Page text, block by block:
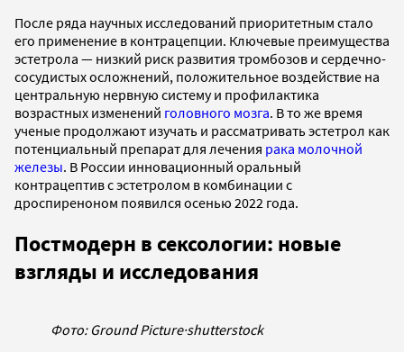
После ряда научных исследований приоритетным стало
его применение в контрацепции. Ключевые преимущества
эстетрола — низкий риск развития тромбозов и сердечно-
сосудистых осложнений, положительное воздействие на
центральную нервную систему и профилактика
возрастных изменений головного мозга. В то же время
ученые продолжают изучать и рассматривать эстетрол как
потенциальный препарат для лечения рака молочной
железы. В России инновационный оральный
контрацептив с эстетролом в комбинации с
дроспиреноном появился осенью 2022 года.
Постмодерн в сексологии: новые
взгляды и исследования
Фото: Ground Picture·shutterstock